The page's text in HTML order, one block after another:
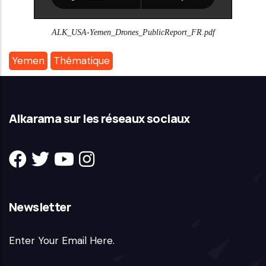
ALK_USA-Yemen_Drones_PublicReport_FR.pdf
Yemen Thématique
Alkarama sur les réseaux sociaux
Newsletter
Enter Your Email Here.